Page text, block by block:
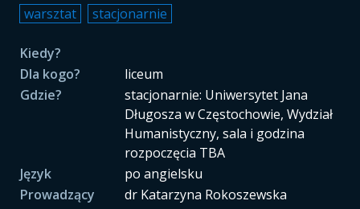
warsztat stacjonarnie
Kiedy?
Dla kogo?
liceum
Gdzie?
stacjonarnie: Uniwersytet Jana
Długosza w Częstochowie, Wydział
Humanistyczny, sala i godzina
rozpoczęcia TBA
Język
po angielsku
Prowadzący
dr Katarzyna Rokoszewska